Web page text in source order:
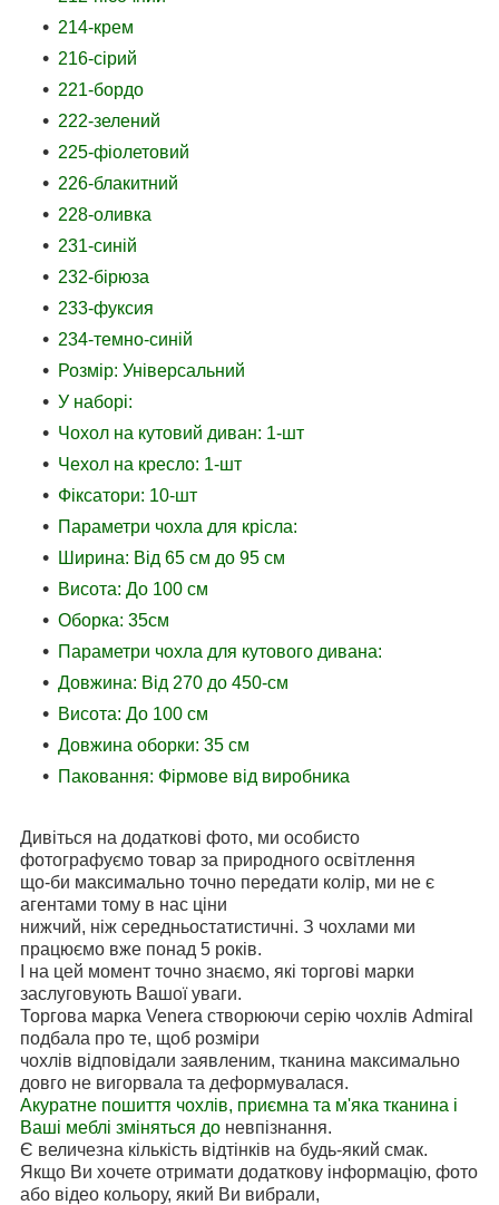
214-крем
216-сірий
221-бордо
222-зелений
225-фіолетовий
226-блакитний
228-оливка
231-синій
232-бірюза
233-фуксия
234-темно-синій
Розмір: Універсальний
У наборі:
Чохол на кутовий диван: 1-шт
Чехол на кресло: 1-шт
Фіксатори: 10-шт
Параметри чохла для крісла:
Ширина: Від 65 см до 95 см
Висота: До 100 см
Оборка: 35см
Параметри чохла для кутового дивана:
Довжина: Від 270 до 450-см
Висота: До 100 см
Довжина оборки: 35 см
Паковання: Фірмове від виробника
Дивіться на додаткові фото, ми особисто
фотографуємо товар за природного освітлення
що-би максимально точно передати колір, ми не є
агентами тому в нас ціни
нижчий, ніж середньостатистичні. З чохлами ми
працюємо вже понад 5 років.
І на цей момент точно знаємо, які торгові марки
заслуговують Вашої уваги.
Торгова марка Venera створюючи серію чохлів Admiral
подбала про те, щоб розміри
чохлів відповідали заявленим, тканина максимально
довго не вигорвала та деформувалася.
Акуратне пошиття чохлів, приємна та м'яка тканина і
Ваші меблі зміняться до невпізнання.
Є величезна кількість відтінків на будь-який смак.
Якщо Ви хочете отримати додаткову інформацію, фото
або відео кольору, який Ви вибрали,